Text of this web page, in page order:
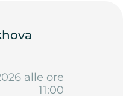
alle ore
11:00